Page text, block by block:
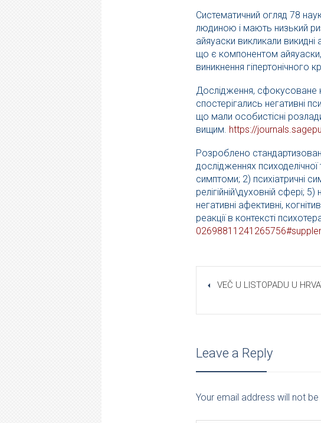
Систематичний огляд 78
людиною і мають низький
айяуаски викликали
що є компонентом
виникнення гіпертонічного
Дослідження, сфокусоване
спостерігались негативні
що мали особистісні
вищим. https://
Розроблено
дослідженнях
симптоми; 2) психіатричні
релігійній\духовній сфері;
негативні афективні,
реакції в контексті
02698811241265756#
VEČ U LISTOPADU U
Leave a Reply
Your email address will not